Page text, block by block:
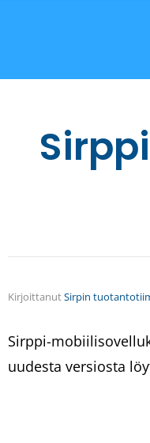
KirjoittanutSirpin
Sirppi-
uudesta versiosta